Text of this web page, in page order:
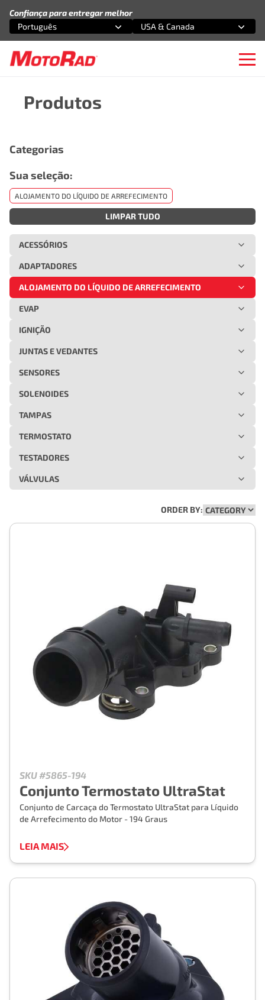
Confiança para entregar melhor
Selecione uma opção
Português
Selecione uma opção
USA & Canada
Produtos
Categorias
Sua seleção:
ALOJAMENTO DO LÍQUIDO DE ARREFECIMENTO
LIMPAR TUDO
ACESSÓRIOS
ADAPTADORES
ALOJAMENTO DO LÍQUIDO DE ARREFECIMENTO
EVAP
IGNIÇÃO
JUNTAS E VEDANTES
SENSORES
SOLENOIDES
TAMPAS
TERMOSTATO
TESTADORES
VÁLVULAS
ORDER BY:
SKU #5865-194
Conjunto Termostato UltraStat
Conjunto de Carcaça do Termostato UltraStat para Líquido
de Arrefecimento do Motor - 194 Graus
LEIA MAIS